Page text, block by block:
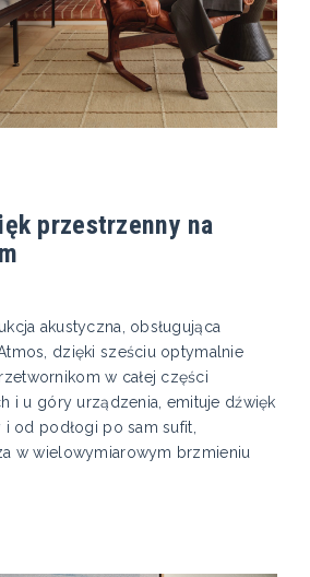
przestrzenny na
akustyczna, obsługująca
dzięki sześciu optymalnie
w całej części
i u góry urządzenia, emituje dźwięk
od podłogi po sam sufit,
w wielowymiarowym brzmieniu